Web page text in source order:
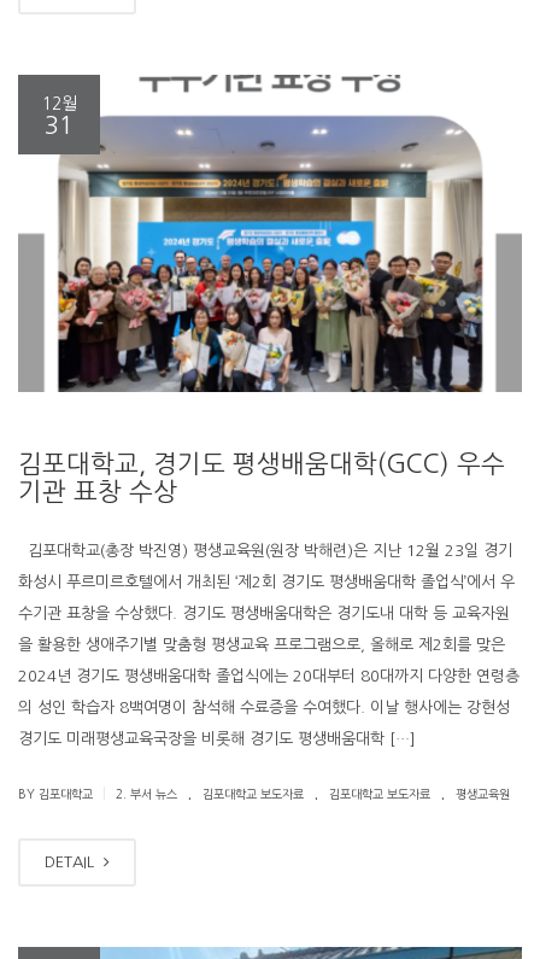
12월
31
김포대학교, 경기도 평생배움대학(GCC) 우수
기관 표창 수상
김포대학교(총장 박진영) 평생교육원(원장 박해련)은 지난 12월 23일 경기
화성시 푸르미르호텔에서 개최된 ‘제2회 경기도 평생배움대학 졸업식’에서 우
수기관 표창을 수상했다. 경기도 평생배움대학은 경기도내 대학 등 교육자원
을 활용한 생애주기별 맞춤형 평생교육 프로그램으로, 올해로 제2회를 맞은
2024년 경기도 평생배움대학 졸업식에는 20대부터 80대까지 다양한 연령층
의 성인 학습자 8백여명이 참석해 수료증을 수여했다. 이날 행사에는 강현성
경기도 미래평생교육국장을 비롯해 경기도 평생배움대학 […]
BY 김포대학교 2. 부서 뉴스 김포대학교 보도자료 김포대학교 보도자료 평생교육원
DETAIL